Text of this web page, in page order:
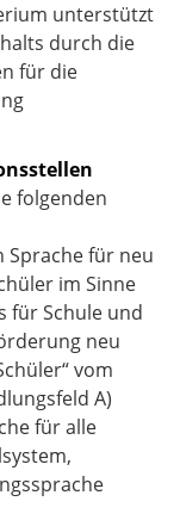
unterstützt
durch die
für die
folgenden
für neu
im Sinne
für Schule und
neu
vom
A)
für alle